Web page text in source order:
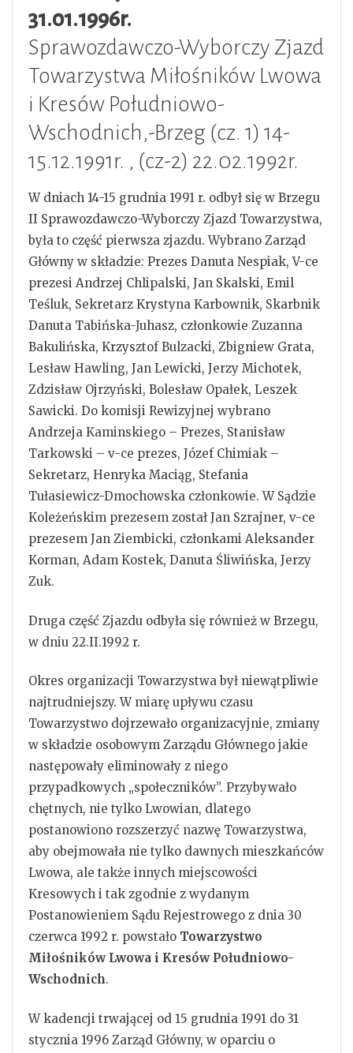
31.01.1996r.
Sprawozdawczo-Wyborczy Zjazd
Towarzystwa Miłośników Lwowa
i Kresów Południowo-
Wschodnich,-Brzeg (cz. 1) 14-
15.12.1991r. , (cz-2) 22.02.1992r.
W dniach 14-15 grudnia 1991 r. odbył się w Brzegu
II Sprawozdawczo-Wyborczy Zjazd Towarzystwa,
była to część pierwsza zjazdu. Wybrano Zarząd
Główny w składzie: Prezes Danuta Nespiak, V-ce
prezesi Andrzej Chlipalski, Jan Skalski, Emil
Teśluk, Sekretarz Krystyna Karbownik, Skarbnik
Danuta Tabińska-Juhasz, członkowie Zuzanna
Bakulińska, Krzysztof Bulzacki, Zbigniew Grata,
Lesław Hawling, Jan Lewicki, Jerzy Michotek,
Zdzisław Ojrzyński, Bolesław Opałek, Leszek
Sawicki. Do komisji Rewizyjnej wybrano
Andrzeja Kaminskiego – Prezes, Stanisław
Tarkowski – v-ce prezes, Józef Chimiak –
Sekretarz, Henryka Maciąg, Stefania
Tułasiewicz-Dmochowska członkowie. W Sądzie
Koleżeńskim prezesem został Jan Szrajner, v-ce
prezesem Jan Ziembicki, członkami Aleksander
Korman, Adam Kostek, Danuta Śliwińska, Jerzy
Zuk.
Druga część Zjazdu odbyła się również w Brzegu,
w dniu 22.II.1992 r.
Okres organizacji Towarzystwa był niewątpliwie
najtrudniejszy. W miarę upływu czasu
Towarzystwo dojrzewało organizacyjnie, zmiany
w składzie osobowym Zarządu Głównego jakie
następowały eliminowały z niego
przypadkowych „społeczników”. Przybywało
chętnych, nie tylko Lwowian, dlatego
postanowiono rozszerzyć nazwę Towarzystwa,
aby obejmowała nie tylko dawnych mieszkańców
Lwowa, ale także innych miejscowości
Kresowych i tak zgodnie z wydanym
Postanowieniem Sądu Rejestrowego z dnia 30
czerwca 1992 r. powstało Towarzystwo
Miłośników Lwowa i Kresów Południowo-
Wschodnich.
W kadencji trwającej od 15 grudnia 1991 do 31
stycznia 1996 Zarząd Główny, w oparciu o